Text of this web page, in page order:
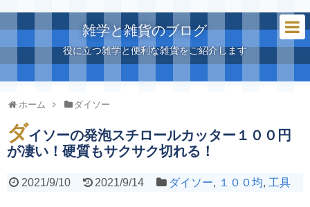
雑学と雑貨のブログ
役に立つ雑学と便利な雑貨をご紹介します
ホーム ダイソー
ダイソーの発泡スチロールカッター１００円
が凄い！硬質もサクサク切れる！
2021/9/10 2021/9/14 ダイソー, １００均, 工具